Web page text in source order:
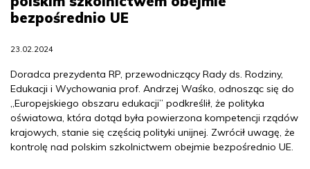
bezpośrednio UE
23.02.2024
Doradca prezydenta RP, przewodniczący Rady ds. Rodziny,
Edukacji i Wychowania prof. Andrzej Waśko, odnosząc się do
„Europejskiego obszaru edukacji” podkreślił, że polityka
oświatowa, która dotąd była powierzona kompetencji rządów
krajowych, stanie się częścią polityki unijnej. Zwrócił uwagę, że
kontrolę nad polskim szkolnictwem obejmie bezpośrednio UE.